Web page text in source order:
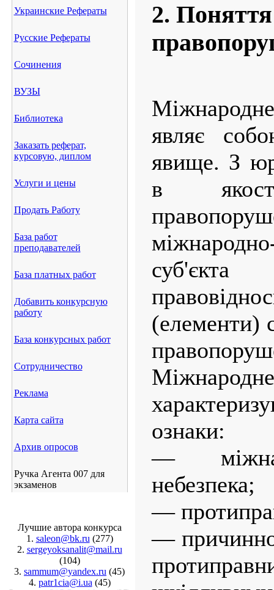
Украинские Рефераты
Русские Рефераты
Сочинения
ВУЗЫ
Библиотека
Заказать реферат,
курсовую, диплом
Услуги и цены
Продать Работу
База работ
преподавателей
База платных работ
Добавить конкурсную
работу
База конкурсных работ
Сотрудничество
Реклама
Карта сайта
Архив опросов
Ручка Агента 007 для
экзаменов
Лучшие автора конкурса
1. saleon@bk.ru (277)
2. sergeyoksanalit@mail.ru
(104)
3. sammum@yandex.ru (45)
4. patr1cia@i.ua (45)
2.
являє
явище. З
в
(елементи)
ознаки:
—
небезпека;
—
—